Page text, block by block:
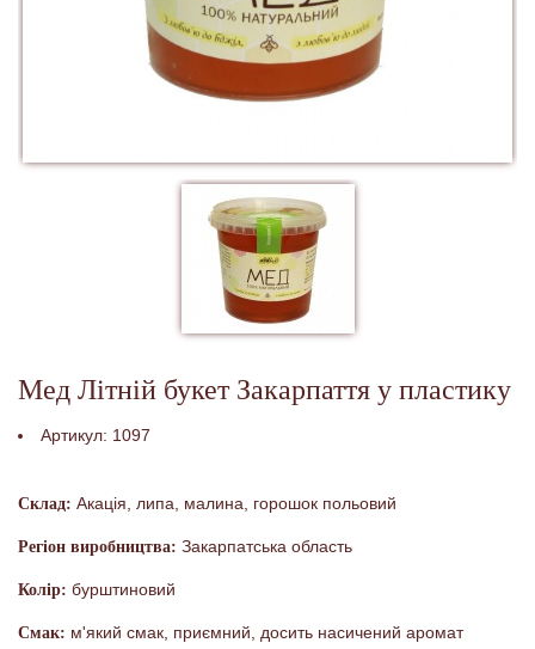
Мед Літній букет Закарпаття у пластику
Артикул: 1097
Склад: Акація, липа, малина, горошок польовий
Регіон виробництва: Закарпатська область
Колір: бурштиновий
Смак: м'який смак, приємний, досить насичений аромат